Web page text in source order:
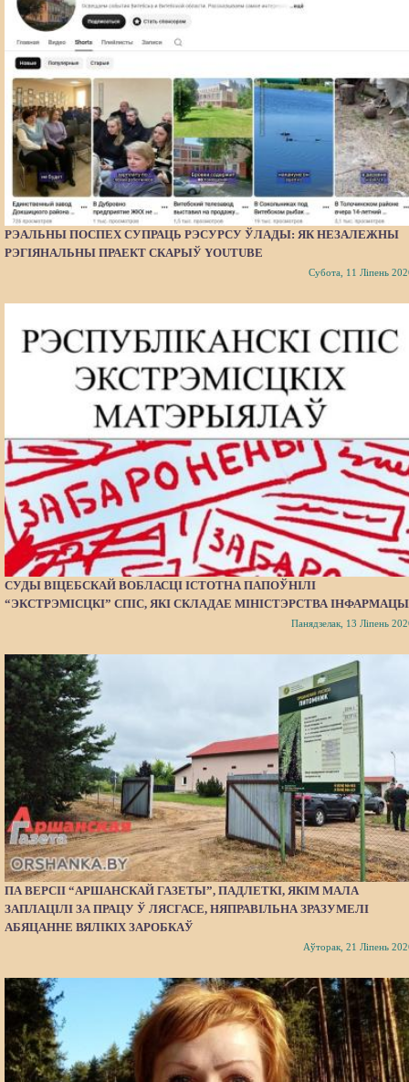
РЭАЛЬНЫ ПОСПЕХ СУПРАЦЬ РЭСУРСУ ЎЛАДЫ: ЯК НЕЗАЛЕЖНЫ
РЭГІЯНАЛЬНЫ ПРАЕКТ СКАРЫЎ YOUTUBE
Субота, 11 Ліпень
СУДЫ ВІЦЕБСКАЙ ВОБЛАСЦІ ІСТОТНА ПАПОЎНІЛІ
“ЭКСТРЭМІСЦКІ” СПІС, ЯКІ СКЛАДАЕ МІНІСТЭРСТВА
Панядзелак, 13 Ліпень
ПА ВЕРСІІ “АРШАНСКАЙ ГАЗЕТЫ”, ПАДЛЕТКІ, ЯКІМ МАЛА
ЗАПЛАЦІЛІ ЗА ПРАЦУ Ў ЛЯСГАСЕ, НЯПРАВІЛЬНА ЗРАЗУМЕЛІ
АБЯЦАННЕ ВЯЛІКІХ ЗАРОБКАЎ
Аўторак, 21 Ліпень